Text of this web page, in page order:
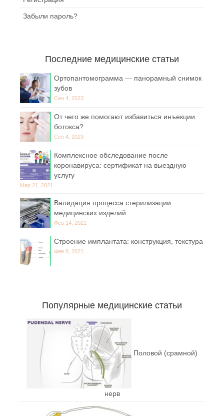
Забыли пароль?
Последние медицинские статьи
Ортопантомограмма — панорамный снимок
зубов
Сен 4, 2023
От чего же помогают избавиться инъекции
ботокса?
Сен 4, 2023
Комплексное обследование после
коронавируса: сертификат на выездную
услугу
Мар 21, 2021
Валидация процесса стерилизации
медицинских изделий
Фев 14, 2021
Строение имплантата: конструкция, текстура
Фев 8, 2021
Популярные медицинские статьи
Половой (срамной)
нерв